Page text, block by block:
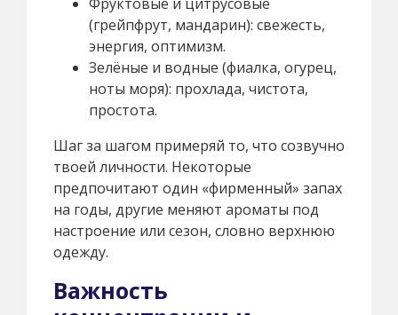
(грейпфрут, мандарин): свежесть,
энергия, оптимизм.
Зелёные и водные (фиалка, огурец,
ноты моря): прохлада, чистота,
простота.
Шаг за шагом примеряй то, что созвучно
твоей личности. Некоторые
предпочитают один «фирменный» запах
на годы, другие меняют ароматы под
настроение или сезон, словно верхнюю
одежду.
Важность